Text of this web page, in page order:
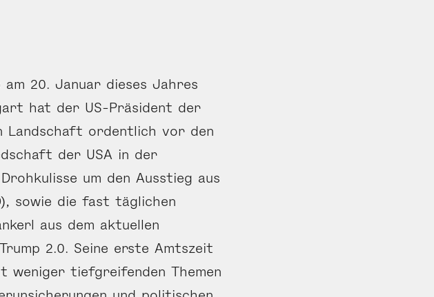
20. Januar dieses Jahres
hat der US-Präsident der
ordentlich vor den
der USA in der
um den Ausstieg aus
sowie die fast täglichen
aus dem aktuellen
2.0. Seine erste Amtszeit
weniger tiefgreifenden Themen